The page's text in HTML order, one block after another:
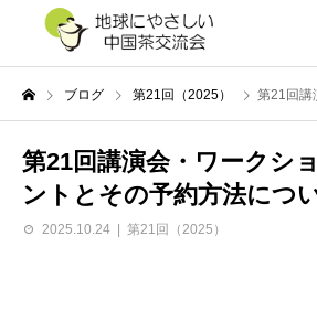
ブログ 第21回（2025） 第21回講演会・ワー
第21回講演会・ワークシ
ントとその予約方法につ
2025.10.24 第21回（2025）